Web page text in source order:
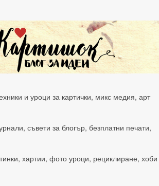
и уроци за картички, микс медия, арт
съвети за блогър, безплатни печати,
хартии, фото уроци, рециклиране, хоби